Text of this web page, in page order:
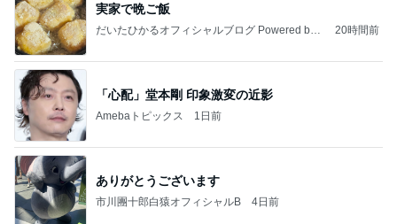
実家で晩ご飯
だいたひかるオフィシャルブログ Powered by
20時間前
「心配」堂本剛 印象激変の近影
Amebaトピックス 1日前
ありがとうございます
市川團十郎白猿オフィシャルB 4日前